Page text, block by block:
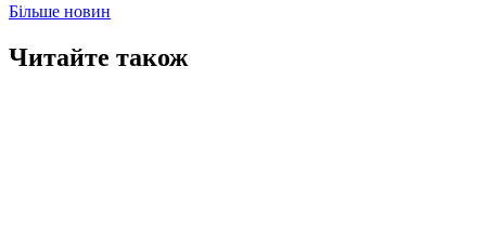
Більше новин
Читайте також